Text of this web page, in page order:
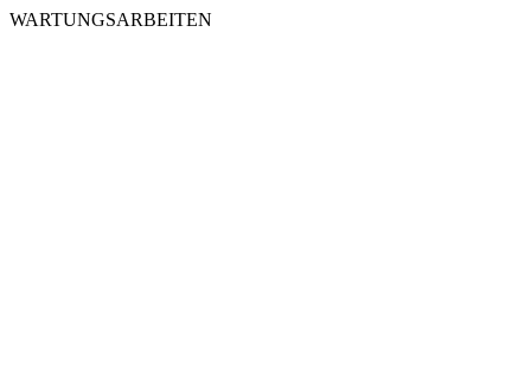
WARTUNGSARBEITEN